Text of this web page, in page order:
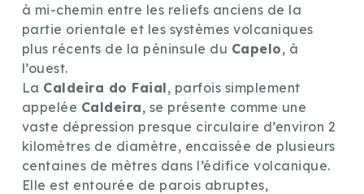
à mi-chemin entre les reliefs anciens de la
partie orientale et les systèmes volcaniques
plus récents de la péninsule du Capelo, à
l’ouest.
La Caldeira do Faial, parfois simplement
appelée Caldeira, se présente comme une
vaste dépression presque circulaire d’environ 2
kilomètres de diamètre, encaissée de plusieurs
centaines de mètres dans l’édifice volcanique.
Elle est entourée de parois abruptes,